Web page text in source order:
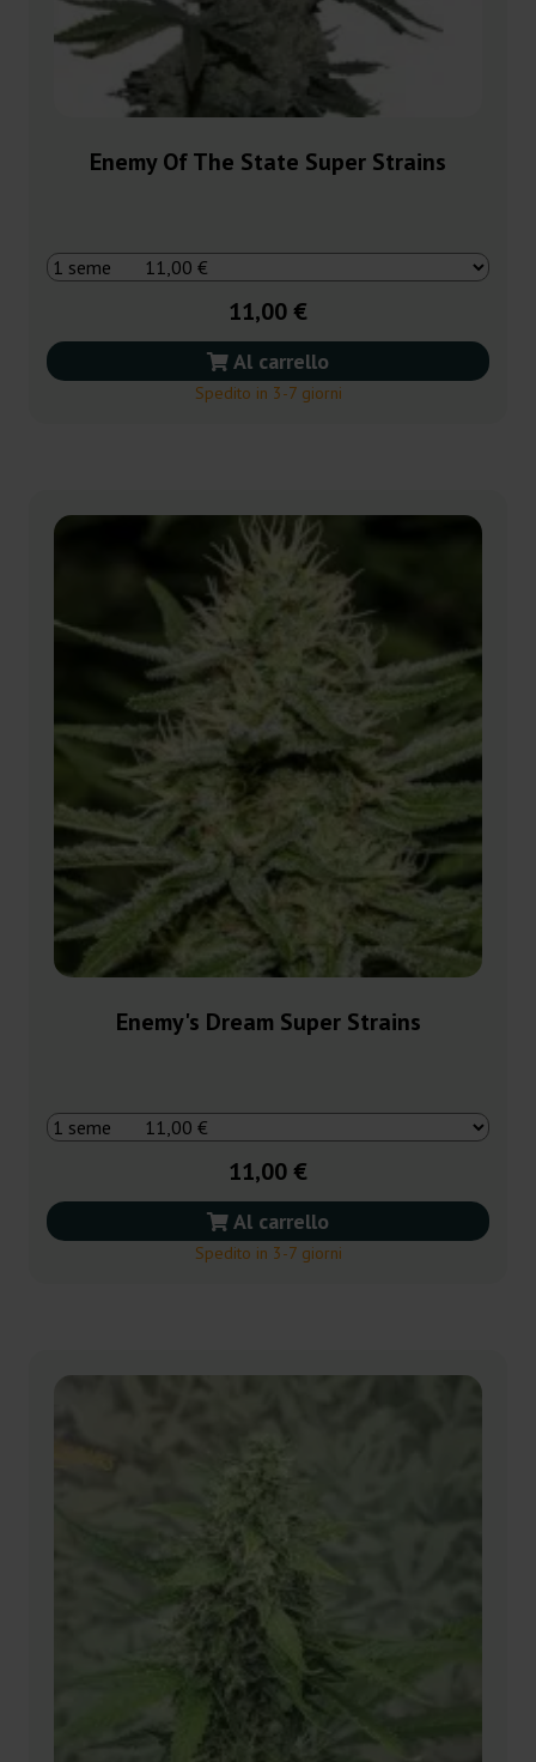
Enemy Of The State Super Strains
11,00 €
Al carrello
Spedito in 3-7 giorni
Enemy's Dream Super Strains
11,00 €
Al carrello
Spedito in 3-7 giorni